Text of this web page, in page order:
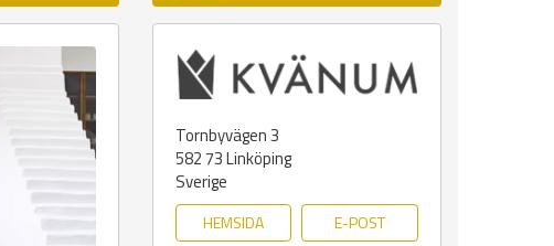
Tornbyvägen 3
582 73Linköping
Sverige
HEMSIDA E-POST